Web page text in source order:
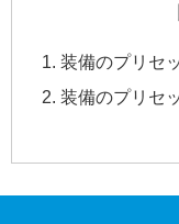
装備のプリセ
装備のプリセ